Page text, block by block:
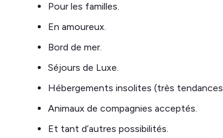
Pour les familles.
En amoureux.
Bord de mer.
Séjours de Luxe.
Hébergements insolites (très
Animaux de compagnies acceptés.
Et tant d’autres possibilités.